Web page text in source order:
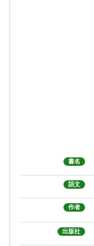
書名
語文
作者
出版社